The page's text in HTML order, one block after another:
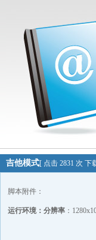
吉他模式[ 点击 2831 次 下
脚本附件：
运行环境： 分辨率 ：